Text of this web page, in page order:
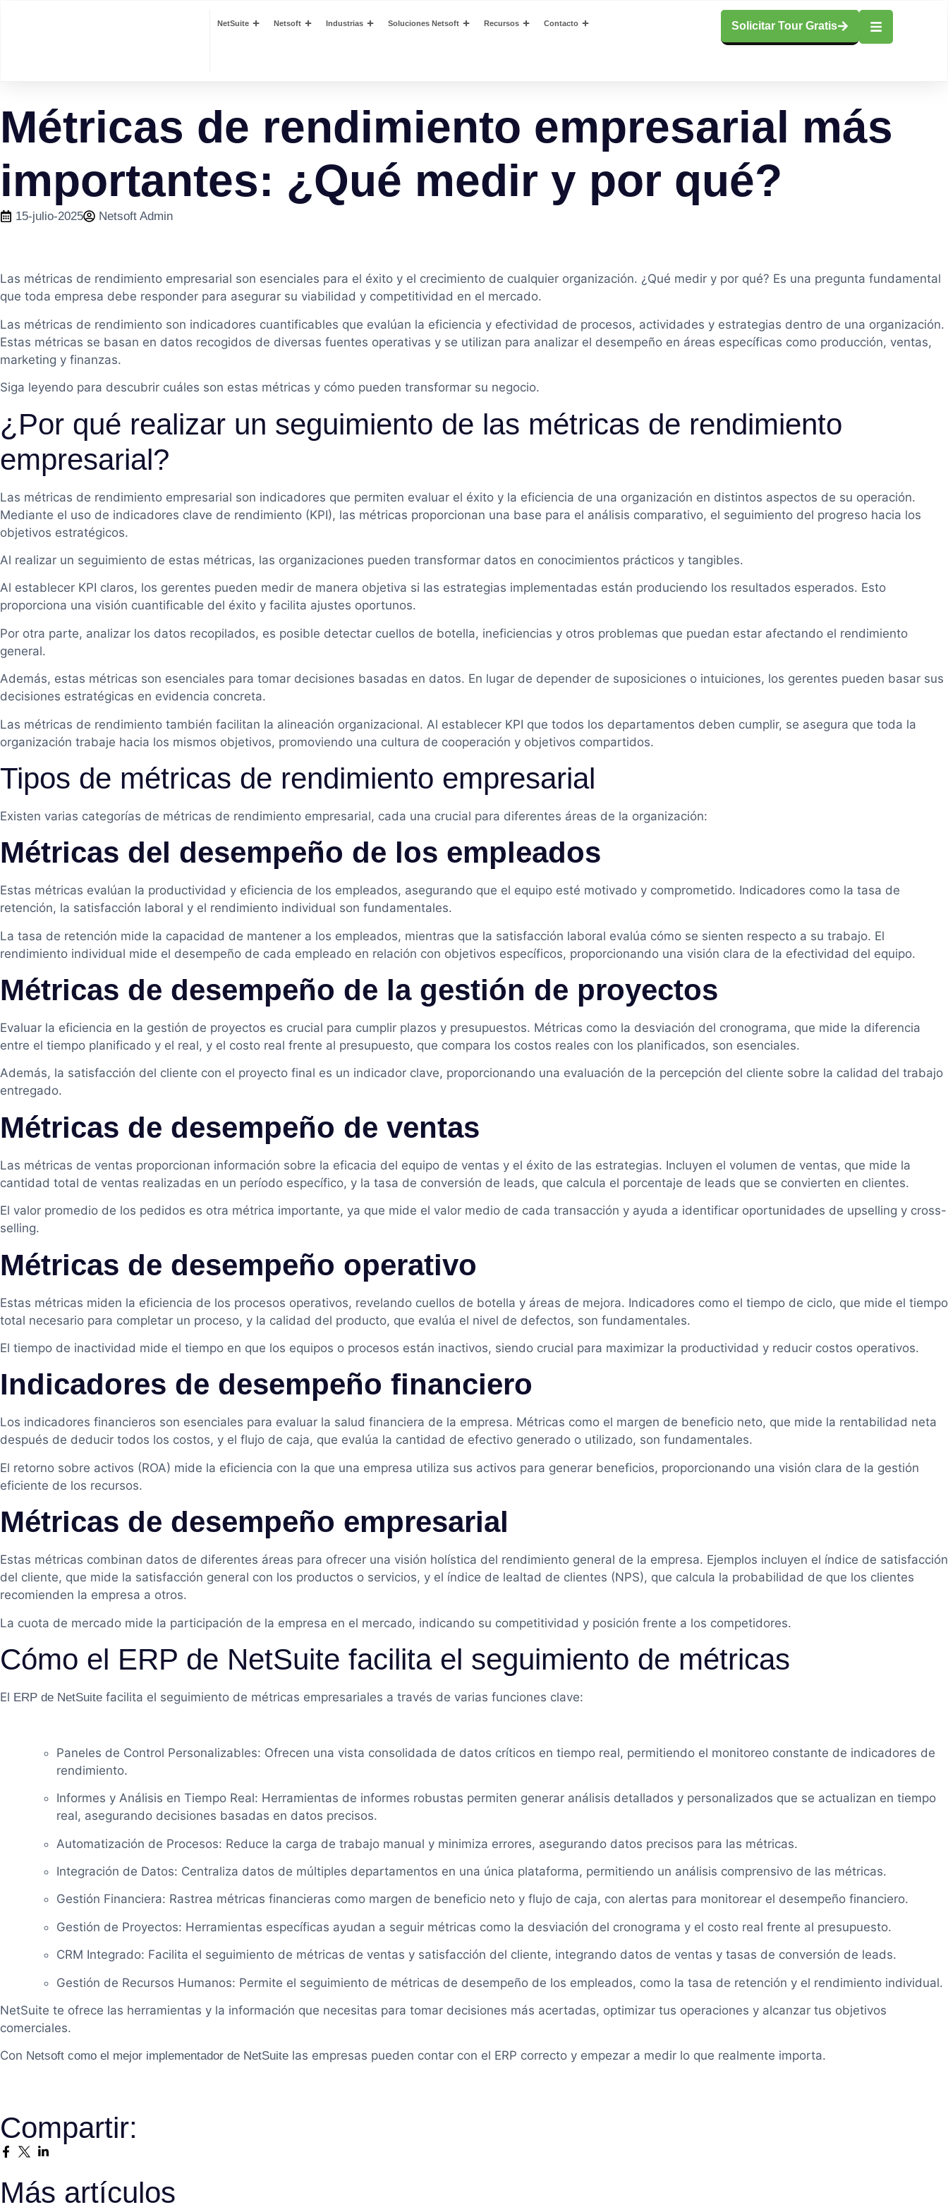
NetSuite Netsoft Industrias Soluciones Netsoft Recursos Contacto Solicitar Tour Gratis
Métricas de rendimiento empresarial más
importantes: ¿Qué medir y por qué?
15-julio-2025 Netsoft Admin
Las métricas de rendimiento empresarial son esenciales para el éxito y el crecimiento de cualquier organización. ¿Qué medir y por qué? Es una pregunta fundamental
que toda empresa debe responder para asegurar su viabilidad y competitividad en el mercado.
Las métricas de rendimiento son indicadores cuantificables que evalúan la eficiencia y efectividad de procesos, actividades y estrategias dentro de una organización.
Estas métricas se basan en datos recogidos de diversas fuentes operativas y se utilizan para analizar el desempeño en áreas específicas como producción, ventas,
marketing y finanzas.
Siga leyendo para descubrir cuáles son estas métricas y cómo pueden transformar su negocio.
¿Por qué realizar un seguimiento de las métricas de rendimiento
empresarial?
Las métricas de rendimiento empresarial son indicadores que permiten evaluar el éxito y la eficiencia de una organización en distintos aspectos de su operación.
Mediante el uso de indicadores clave de rendimiento (KPI), las métricas proporcionan una base para el análisis comparativo, el seguimiento del progreso hacia los
objetivos estratégicos.
Al realizar un seguimiento de estas métricas, las organizaciones pueden transformar datos en conocimientos prácticos y tangibles.
Al establecer KPI claros, los gerentes pueden medir de manera objetiva si las estrategias implementadas están produciendo los resultados esperados. Esto
proporciona una visión cuantificable del éxito y facilita ajustes oportunos.
Por otra parte, analizar los datos recopilados, es posible detectar cuellos de botella, ineficiencias y otros problemas que puedan estar afectando el rendimiento
general.
Además, estas métricas son esenciales para tomar decisiones basadas en datos. En lugar de depender de suposiciones o intuiciones, los gerentes pueden basar sus
decisiones estratégicas en evidencia concreta.
Las métricas de rendimiento también facilitan la alineación organizacional. Al establecer KPI que todos los departamentos deben cumplir, se asegura que toda la
organización trabaje hacia los mismos objetivos, promoviendo una cultura de cooperación y objetivos compartidos.
Tipos de métricas de rendimiento empresarial
Existen varias categorías de métricas de rendimiento empresarial, cada una crucial para diferentes áreas de la organización:
Métricas del desempeño de los empleados
Estas métricas evalúan la productividad y eficiencia de los empleados, asegurando que el equipo esté motivado y comprometido. Indicadores como la tasa de
retención, la satisfacción laboral y el rendimiento individual son fundamentales.
La tasa de retención mide la capacidad de mantener a los empleados, mientras que la satisfacción laboral evalúa cómo se sienten respecto a su trabajo. El
rendimiento individual mide el desempeño de cada empleado en relación con objetivos específicos, proporcionando una visión clara de la efectividad del equipo.
Métricas de desempeño de la gestión de proyectos
Evaluar la eficiencia en la gestión de proyectos es crucial para cumplir plazos y presupuestos. Métricas como la desviación del cronograma, que mide la diferencia
entre el tiempo planificado y el real, y el costo real frente al presupuesto, que compara los costos reales con los planificados, son esenciales.
Además, la satisfacción del cliente con el proyecto final es un indicador clave, proporcionando una evaluación de la percepción del cliente sobre la calidad del trabajo
entregado.
Métricas de desempeño de ventas
Las métricas de ventas proporcionan información sobre la eficacia del equipo de ventas y el éxito de las estrategias. Incluyen el volumen de ventas, que mide la
cantidad total de ventas realizadas en un período específico, y la tasa de conversión de leads, que calcula el porcentaje de leads que se convierten en clientes.
El valor promedio de los pedidos es otra métrica importante, ya que mide el valor medio de cada transacción y ayuda a identificar oportunidades de upselling y cross-
selling.
Métricas de desempeño operativo
Estas métricas miden la eficiencia de los procesos operativos, revelando cuellos de botella y áreas de mejora. Indicadores como el tiempo de ciclo, que mide el tiempo
total necesario para completar un proceso, y la calidad del producto, que evalúa el nivel de defectos, son fundamentales.
El tiempo de inactividad mide el tiempo en que los equipos o procesos están inactivos, siendo crucial para maximizar la productividad y reducir costos operativos.
Indicadores de desempeño financiero
Los indicadores financieros son esenciales para evaluar la salud financiera de la empresa. Métricas como el margen de beneficio neto, que mide la rentabilidad neta
después de deducir todos los costos, y el flujo de caja, que evalúa la cantidad de efectivo generado o utilizado, son fundamentales.
El retorno sobre activos (ROA) mide la eficiencia con la que una empresa utiliza sus activos para generar beneficios, proporcionando una visión clara de la gestión
eficiente de los recursos.
Métricas de desempeño empresarial
Estas métricas combinan datos de diferentes áreas para ofrecer una visión holística del rendimiento general de la empresa. Ejemplos incluyen el índice de satisfacción
del cliente, que mide la satisfacción general con los productos o servicios, y el índice de lealtad de clientes (NPS), que calcula la probabilidad de que los clientes
recomienden la empresa a otros.
La cuota de mercado mide la participación de la empresa en el mercado, indicando su competitividad y posición frente a los competidores.
Cómo el ERP de NetSuite facilita el seguimiento de métricas
El ERP de NetSuite facilita el seguimiento de métricas empresariales a través de varias funciones clave:
Paneles de Control Personalizables: Ofrecen una vista consolidada de datos críticos en tiempo real, permitiendo el monitoreo constante de indicadores de
rendimiento.
Informes y Análisis en Tiempo Real: Herramientas de informes robustas permiten generar análisis detallados y personalizados que se actualizan en tiempo
real, asegurando decisiones basadas en datos precisos.
Automatización de Procesos: Reduce la carga de trabajo manual y minimiza errores, asegurando datos precisos para las métricas.
Integración de Datos: Centraliza datos de múltiples departamentos en una única plataforma, permitiendo un análisis comprensivo de las métricas.
Gestión Financiera: Rastrea métricas financieras como margen de beneficio neto y flujo de caja, con alertas para monitorear el desempeño financiero.
Gestión de Proyectos: Herramientas específicas ayudan a seguir métricas como la desviación del cronograma y el costo real frente al presupuesto.
CRM Integrado: Facilita el seguimiento de métricas de ventas y satisfacción del cliente, integrando datos de ventas y tasas de conversión de leads.
Gestión de Recursos Humanos: Permite el seguimiento de métricas de desempeño de los empleados, como la tasa de retención y el rendimiento individual.
NetSuite te ofrece las herramientas y la información que necesitas para tomar decisiones más acertadas, optimizar tus operaciones y alcanzar tus objetivos
comerciales.
Con Netsoft como el mejor implementador de NetSuite las empresas pueden contar con el ERP correcto y empezar a medir lo que realmente importa.
Compartir:
Más artículos